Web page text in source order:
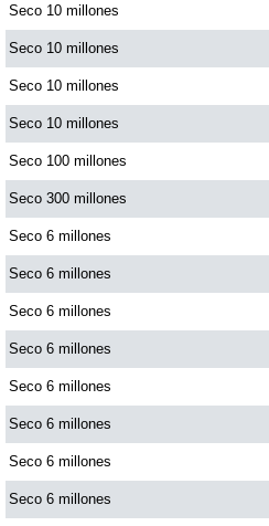
Seco 10 millones
Seco 10 millones
Seco 10 millones
Seco 10 millones
Seco 100 millones
Seco 300 millones
Seco 6 millones
Seco 6 millones
Seco 6 millones
Seco 6 millones
Seco 6 millones
Seco 6 millones
Seco 6 millones
Seco 6 millones